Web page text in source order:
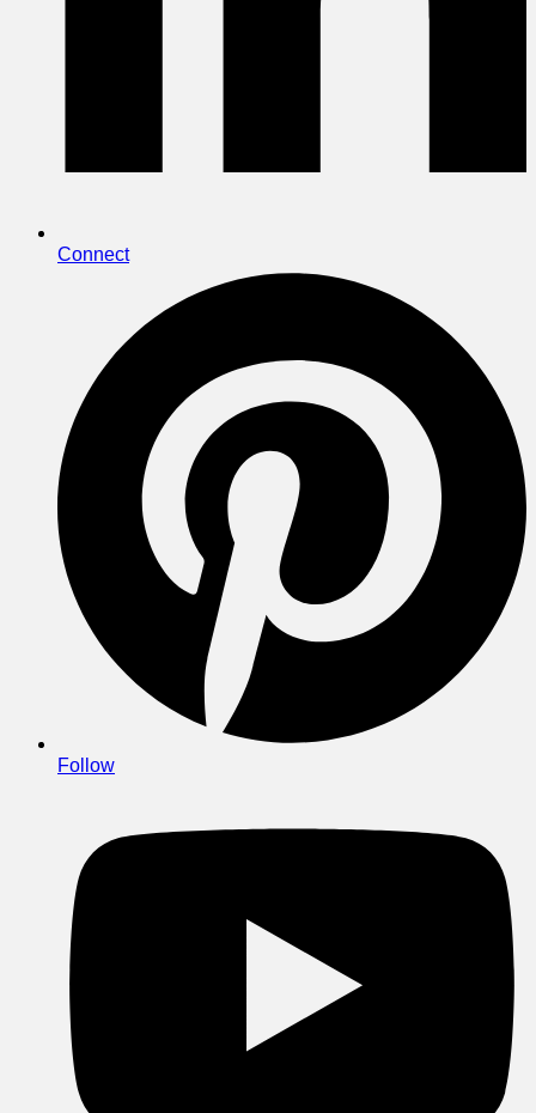
Connect
Follow